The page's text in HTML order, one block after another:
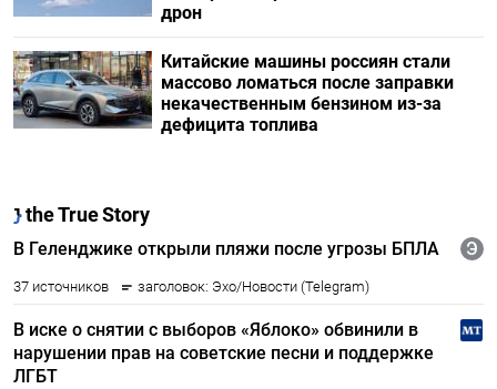
дрон
Китайские машины россиян стали
массово ломаться после заправки
некачественным бензином из-за
дефицита топлива